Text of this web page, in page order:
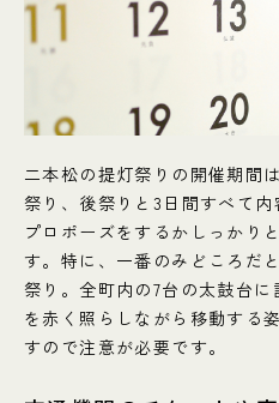
二本松の提灯祭りの開催期間
祭り、後祭りと3日間すべて
プロポーズをするかしっかり
す。特に、一番のみどころだ
祭り。全町内の7台の太鼓台
を赤く照らしながら移動する
すので注意が必要です。